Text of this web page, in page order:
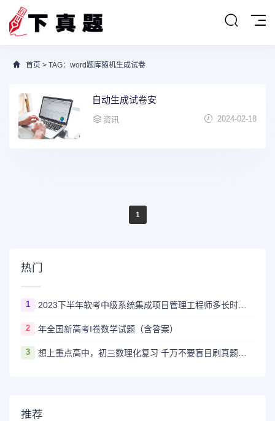
首页 > TAG：word题库随机生成试卷
自动生成试卷安
资讯 2024-02-18
1
热门
1 2023下半年软考中级系统集成项目管理工程师多长时间出成绩
2 年全国新高考I卷数学试题（含答案）
3 想上重点高中，初三数理化复习 千万不要盲目刷真题卷和模拟卷！
推荐